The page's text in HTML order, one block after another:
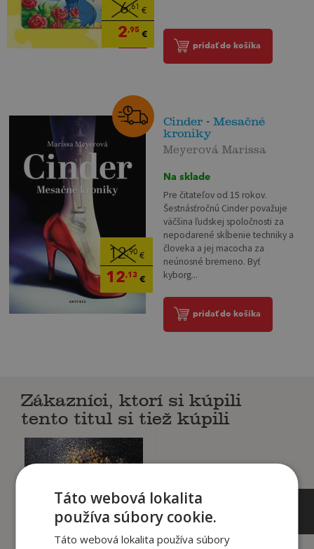
6,61 €
2,95€
pridať do košíka
12,90 €
12,13 €
Cinder - Mesačné
kroniky
Meyerová Marissa
Na sklade
Pre čitateľov od 15 rokov.
Šestnásťročnú Cinder považuje
väčšina ľudskej spoločnosti za
nepodarené skĺbenie techniky a
človeka a jej macocha za
neúnosné bremeno. Byť
kyborg...
pridať do košíka
Zákazníci, ktorí si kúpili
tento titul si tiež kúpili
Táto webová lokalita
používa súbory cookie.
Táto webová lokalita používa súbory